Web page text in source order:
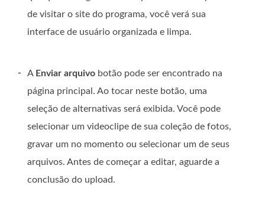
de visitar o site do programa, você verá sua
interface de usuário organizada e limpa.
- A Enviar arquivo botão pode ser encontrado na
página principal. Ao tocar neste botão, uma
seleção de alternativas será exibida. Você pode
selecionar um videoclipe de sua coleção de fotos,
gravar um no momento ou selecionar um de seus
arquivos. Antes de começar a editar, aguarde a
conclusão do upload.